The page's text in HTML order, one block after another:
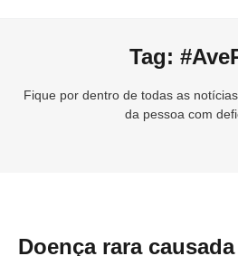
Tag:
Fique por dentro de todas as
da pessoa com
Doença rara